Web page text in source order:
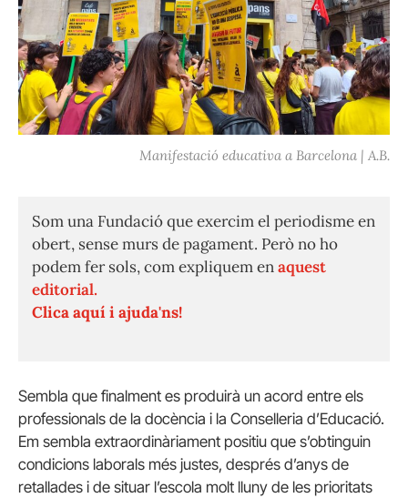
Manifestació educativa a Barcelona | A.B.
Som una Fundació que exercim el periodisme en
obert, sense murs de pagament. Però no ho
podem fer sols, com expliquem enaquest
editorial.
Clica aquí i ajuda'ns!
Sembla que finalment es produirà un acord entre els
professionals de la docència i la Conselleria d’Educació.
Em sembla extraordinàriament positiu que s’obtinguin
condicions laborals més justes, després d’anys de
retallades i de situar l’escola molt lluny de les prioritats